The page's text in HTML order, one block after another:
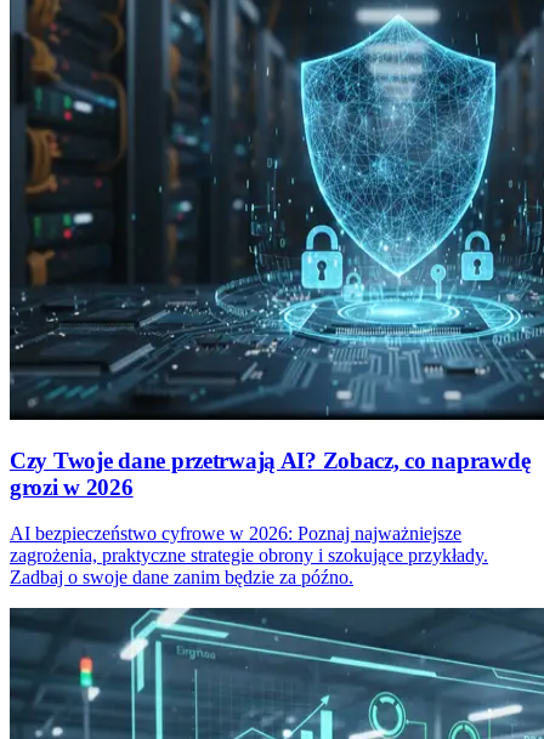
Czy Twoje dane przetrwają AI? Zobacz, co naprawdę
grozi w 2026
AI bezpieczeństwo cyfrowe w 2026: Poznaj najważniejsze
zagrożenia, praktyczne strategie obrony i szokujące przykłady.
Zadbaj o swoje dane zanim będzie za późno.